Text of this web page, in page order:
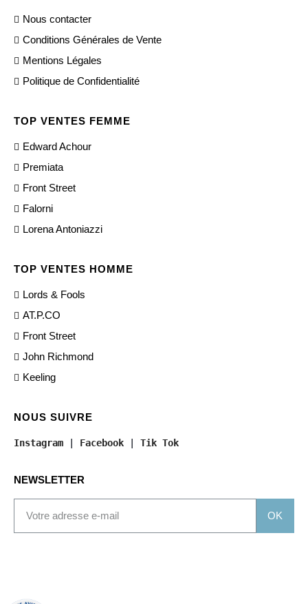
Nous contacter
Conditions Générales de Vente
Mentions Légales
Politique de Confidentialité
TOP VENTES FEMME
Edward Achour
Premiata
Front Street
Falorni
Lorena Antoniazzi
TOP VENTES HOMME
Lords & Fools
AT.P.CO
Front Street
John Richmond
Keeling
NOUS SUIVRE
Instagram Facebook Tik Tok
NEWSLETTER
OK